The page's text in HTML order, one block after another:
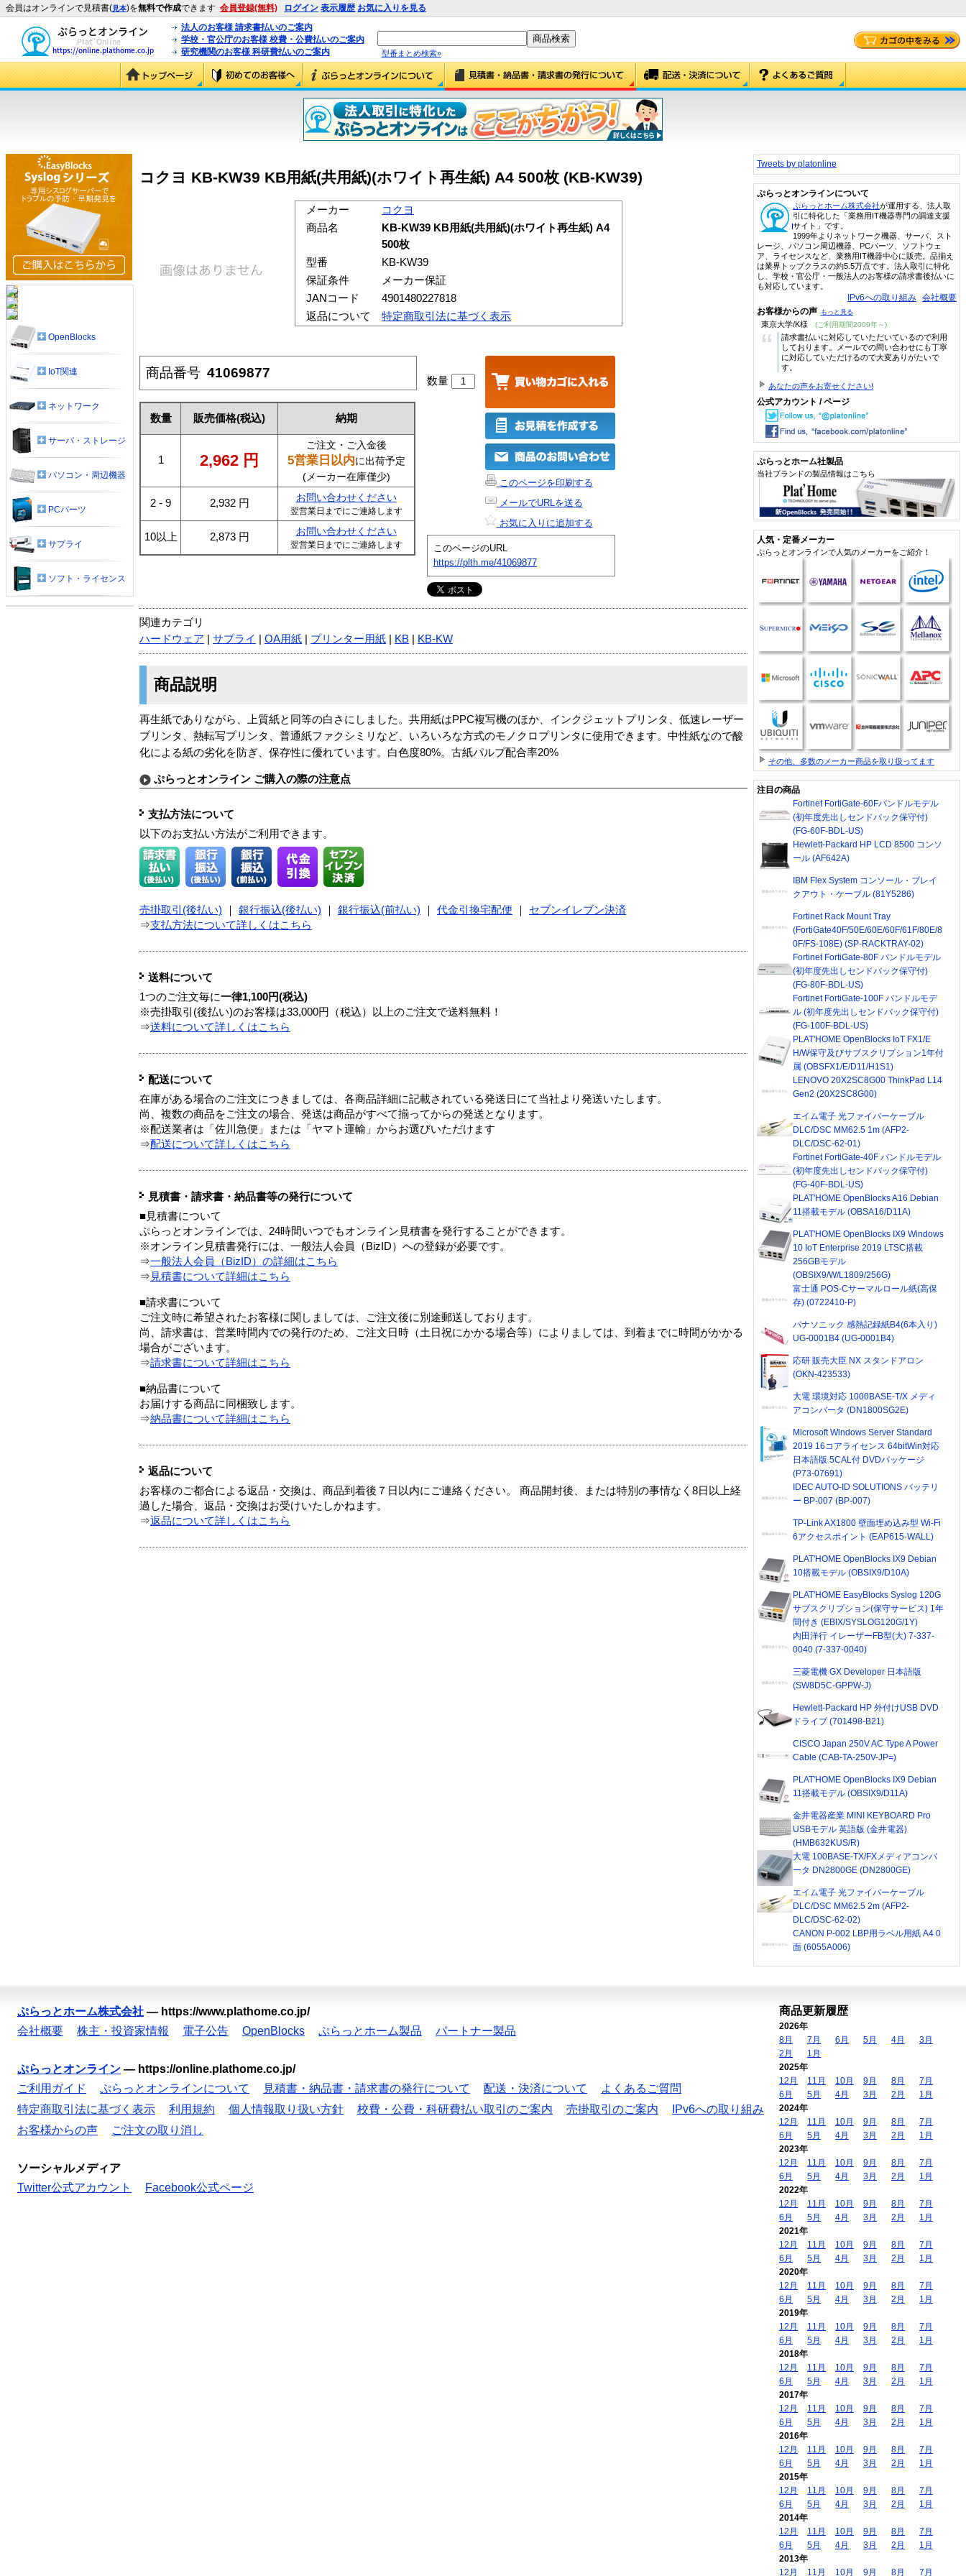
会員はオンラインで見積書(見本)を無料で作成できます 会員登録(無料) ログイン 表示履歴 お気に入りを見る
法人のお客様 請求書払いのご案内
学校・官公庁のお客様 校費・公費払いのご案内
研究機関のお客様 科研費払いのご案内
型番まとめ検索»
コクヨ KB-KW39 KB用紙(共用紙)(ホワイト再生紙) A4 500枚 (KB-KW39)
メーカー
コクヨ
商品名
KB-KW39 KB用紙(共用紙)(ホワイト再生紙) A4
500枚
型番
KB-KW39
保証条件
メーカー保証
JANコード
4901480227818
返品について
特定商取引法に基づく表示
商品番号 41069877
数量 販売価格(税込) 納期
1 2,962 円
ご注文・ご入金後
5営業日以内に出荷予定
(メーカー在庫僅少)
2 - 9 2,932 円 お問い合わせください
翌営業日までにご連絡します
10以上 2,873 円 お問い合わせください
翌営業日までにご連絡します
数量
このページを印刷する
メールでURLを送る
お気に入りに追加する
このページのURL
https://plth.me/41069877
関連カテゴリ
ハードウェア
サプライ OA用紙 プリンター用紙 KB KB-KW
商品説明
再生紙でありながら、上質紙と同等の白さにしました。共用紙はPPC複写機のほか、インクジェットプリンタ、低速レーザー
プリンタ、熱転写プリンタ、普通紙ファクシミリなど、いろいろな方式のモノクロプリンタに使用できます。中性紙なので酸
化による紙の劣化を防ぎ、保存性に優れています。白色度80%。古紙パルプ配合率20%
ぷらっとオンライン ご購入の際の注意点
支払方法について
以下のお支払い方法がご利用できます。
売掛取引(後払い) 銀行振込(後払い) 銀行振込(前払い) 代金引換宅配便
セブンイレブン決済
⇒支払方法について詳しくはこちら
送料について
1つのご注文毎に一律1,100円(税込)
※売掛取引(後払い)のお客様は33,000円（税込）以上のご注文で送料無料！
⇒送料について詳しくはこちら
配送について
在庫がある場合のご注文につきましては、各商品詳細に記載されている発送日にて当社より発送いたします。
尚、複数の商品をご注文の場合、発送は商品がすべて揃ってからの発送となります。
※配送業者は「佐川急便」または「ヤマト運輸」からお選びいただけます
⇒配送について詳しくはこちら
見積書・請求書・納品書等の発行について
■見積書について
ぷらっとオンラインでは、24時間いつでもオンライン見積書を発行することができます。
※オンライン見積書発行には、一般法人会員（BizID）への登録が必要です。
⇒一般法人会員（BizID）の詳細はこちら
⇒ 見積書について詳細はこちら
■請求書について
ご注文時に希望されたお客様に関しましては、ご注文後に別途郵送しております。
尚、請求書は、営業時間内での発行のため、ご注文日時（土日祝にかかる場合等）によりましては、到着までに時間がかかる
場合がございます。
⇒請求書について詳細はこちら
■納品書について
お届けする商品に同梱致します。
⇒納品書について詳細はこちら
返品について
お客様のご都合による返品・交換は、商品到着後７日以内にご連絡ください。 商品開封後、または特別の事情なく8日以上経
過した場合、返品・交換はお受けいたしかねます。
⇒返品について詳しくはこちら
OpenBlocks
IoT関連
ネットワーク
サーバ・ストレージ
パソコン・周辺機器
PCパーツ
サプライ
ソフト・ライセンス
Tweets by platonline
ぷらっとオンラインについて
ぷらっとホーム株式会社が運用する、法人取
引に特化した「業務用IT機器専門の調達支援
サイト」です。
1999年よりネットワーク機器、サーバ、スト
レージ、パソコン周辺機器、PCパーツ、ソフトウェ
ア、ライセンスなど、業務用IT機器中心に販売。品揃え
は業界トップクラスの約5.5万点です。法人取引に特化
し、学校・官公庁・一般法人のお客様の請求書後払いに
も対応しています。
IPv6への取り組み 会社概要
お客様からの声 もっと見る
東京大学/K様 (ご利用期間2009年～)
“
請求書払いに対応していただいているので利用
しております。メールでの問い合わせにも丁寧
に対応していただけるので大変ありがたいで
す。
あなたの声をお寄せください!
公式アカウント / ページ
ぷらっとホーム社製品
当社ブランドの製品情報はこちら
人気・定番メーカー
ぷらっとオンラインで人気のメーカーをご紹介！
その他、多数のメーカー商品を取り扱ってます
注目の商品
Fortinet FortiGate-60Fバンドルモデル
(初年度先出しセンドバック保守付)
(FG-60F-BDL-US)
Hewlett-Packard HP LCD 8500 コンソ
ール (AF642A)
IBM Flex System コンソール・ブレイ
クアウト・ケーブル (81Y5286)
Fortinet Rack Mount Tray
(FortiGate40F/50E/60E/60F/61F/80E/8
0F/FS-108E) (SP-RACKTRAY-02)
Fortinet FortiGate-80F バンドルモデル
(初年度先出しセンドバック保守付)
(FG-80F-BDL-US)
Fortinet FortiGate-100F バンドルモデ
ル (初年度先出しセンドバック保守付)
(FG-100F-BDL-US)
PLAT'HOME OpenBlocks IoT FX1/E
H/W保守及びサブスクリプション1年付
属 (OBSFX1/E/D11/H1S1)
LENOVO 20X2SC8G00 ThinkPad L14
Gen2 (20X2SC8G00)
エイム電子 光ファイバーケーブル
DLC/DSC MM62.5 1m (AFP2-
DLC/DSC-62-01)
Fortinet FortiGate-40F バンドルモデル
(初年度先出しセンドバック保守付)
(FG-40F-BDL-US)
PLAT'HOME OpenBlocks A16 Debian
11搭載モデル (OBSA16/D11A)
PLAT'HOME OpenBlocks IX9 Windows
10 IoT Enterprise 2019 LTSC搭載
256GBモデル
(OBSIX9/W/L1809/256G)
富士通 POS-Cサーマルロール紙(高保
存) (0722410-P)
パナソニック 感熱記録紙B4(6本入り)
UG-0001B4 (UG-0001B4)
応研 販売大臣 NX スタンドアロン
(OKN-423533)
大電 環境対応 1000BASE-T/X メディ
アコンバータ (DN1800SG2E)
Microsoft Windows Server Standard
2019 16コアライセンス 64bitWin対応
日本語版 5CAL付 DVDパッケージ
(P73-07691)
IDEC AUTO-ID SOLUTIONS バッテリ
ー BP-007 (BP-007)
TP-Link AX1800 壁面埋め込み型 Wi-Fi
6アクセスポイント (EAP615-WALL)
PLAT'HOME OpenBlocks IX9 Debian
10搭載モデル (OBSIX9/D10A)
PLAT'HOME EasyBlocks Syslog 120G
サブスクリプション(保守サービス) 1年
間付き (EBIX/SYSLOG120G/1Y)
内田洋行 イレーザーFB型(大) 7-337-
0040 (7-337-0040)
三菱電機 GX Developer 日本語版
(SW8D5C-GPPW-J)
Hewlett-Packard HP 外付けUSB DVD
ドライブ (701498-B21)
CISCO Japan 250V AC Type A Power
Cable (CAB-TA-250V-JP=)
PLAT'HOME OpenBlocks IX9 Debian
11搭載モデル (OBSIX9/D11A)
金井電器産業 MINI KEYBOARD Pro
USBモデル 英語版 (金井電器)
(HMB632KUS/R)
大電 100BASE-TX/FXメディアコンバ
ータ DN2800GE (DN2800GE)
エイム電子 光ファイバーケーブル
DLC/DSC MM62.5 2m (AFP2-
DLC/DSC-62-02)
CANON P-002 LBP用ラベル用紙 A4 0
面 (6055A006)
ぷらっとホーム株式会社 — https://www.plathome.co.jp/
会社概要
株主・投資家情報 電子公告 OpenBlocks ぷらっとホーム製品 パートナー製品
ぷらっとオンライン — https://online.plathome.co.jp/
ご利用ガイド
ぷらっとオンラインについて 見積書・納品書・請求書の発行について 配送・決済について
よくあるご質問
特定商取引法に基づく表示
利用規約 個人情報取り扱い方針 校費・公費・科研費払い取引のご案内 売掛取引のご案内
IPv6への取り組み
お客様からの声
ご注文の取り消し
ソーシャルメディア
Twitter公式アカウント
Facebook公式ページ
商品更新履歴
2026年
8月
7月 6月 5月 4月
3月
2月
1月
2025年
12月
11月 10月 9月 8月
7月
6月
5月 4月 3月 2月
1月
2024年
12月
11月 10月 9月 8月
7月
6月
5月 4月 3月 2月
1月
2023年
12月
11月 10月 9月 8月
7月
6月
5月 4月 3月 2月
1月
2022年
12月
11月 10月 9月 8月
7月
6月
5月 4月 3月 2月
1月
2021年
12月
11月 10月 9月 8月
7月
6月
5月 4月 3月 2月
1月
2020年
12月
11月 10月 9月 8月
7月
6月
5月 4月 3月 2月
1月
2019年
12月
11月 10月 9月 8月
7月
6月
5月 4月 3月 2月
1月
2018年
12月
11月 10月 9月 8月
7月
6月
5月 4月 3月 2月
1月
2017年
12月
11月 10月 9月 8月
7月
6月
5月 4月 3月 2月
1月
2016年
12月
11月 10月 9月 8月
7月
6月
5月 4月 3月 2月
1月
2015年
12月
11月 10月 9月 8月
7月
6月
5月 4月 3月 2月
1月
2014年
12月
11月 10月 9月 8月
7月
6月
5月 4月 3月 2月
1月
2013年
12月
11月 10月 9月 8月 7月